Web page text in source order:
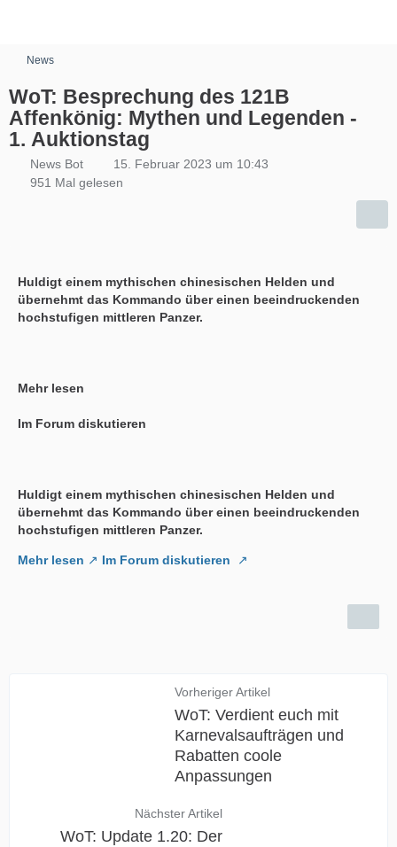
News
WoT: Besprechung des 121B
Affenkönig: Mythen und Legenden -
1. Auktionstag
News Bot
15. Februar 2023 um 10:43
951 Mal gelesen
Huldigt einem mythischen chinesischen Helden und
übernehmt das Kommando über einen beeindruckenden
hochstufigen mittleren Panzer.
Mehr lesen
Im Forum diskutieren
Huldigt einem mythischen chinesischen Helden und
übernehmt das Kommando über einen beeindruckenden
hochstufigen mittleren Panzer.
Mehr lesen Im Forum diskutieren
Vorheriger Artikel
WoT: Verdient euch mit
Karnevalsaufträgen und
Rabatten coole
Anpassungen
Nächster Artikel
WoT: Update 1.20: Der